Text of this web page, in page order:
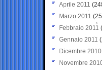
Aprile 2011
Marzo 2011
Febbraio 2011
Gennaio 2011
Dicembre 2010
Novembre